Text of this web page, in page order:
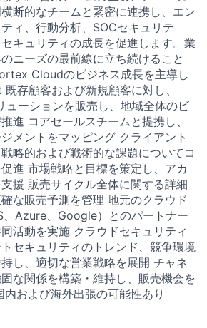
断的なチームと緊密に連携し、エン
ィ、行動分析、SOCセキュリテ
キュリティの成長を促進します。業
ニーズの最前線に立ち続けること
Cloudのビジネス成長を主導し
存顧客および新規顧客に対し、
ーションを販売し、地域全体のビ
進 コアセールスチームと提携し、
メントをマッピング クライアント
略的および戦術的な課題についてコ
進 市場戦略と目標を策定し、アカ
援 販売サイクル全体に関する詳細
な販売予測を管理 地元のクラウド
、Azure、Google）とのパートナー
活動を実施 クラウドセキュリティ
セキュリティのトレンド、競争環境
し、適切な営業戦略を展開 チャネ
な関係を構築・維持し、販売機会を
および海外出張の可能性あり